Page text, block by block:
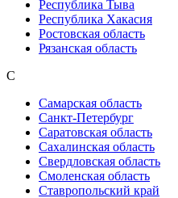
Республика Тыва
Республика Хакасия
Ростовская область
Рязанская область
С
Самарская область
Санкт-Петербург
Саратовская область
Сахалинская область
Свердловская область
Смоленская область
Ставропольский край